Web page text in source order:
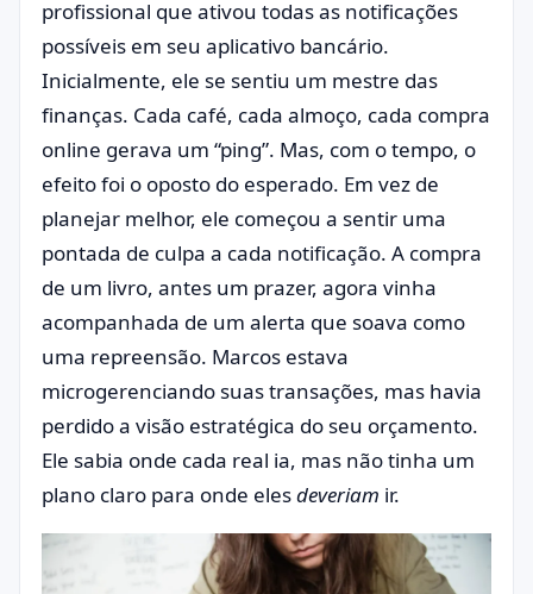
profissional que ativou todas as notificações
possíveis em seu aplicativo bancário.
Inicialmente, ele se sentiu um mestre das
finanças. Cada café, cada almoço, cada compra
online gerava um “ping”. Mas, com o tempo, o
efeito foi o oposto do esperado. Em vez de
planejar melhor, ele começou a sentir uma
pontada de culpa a cada notificação. A compra
de um livro, antes um prazer, agora vinha
acompanhada de um alerta que soava como
uma repreensão. Marcos estava
microgerenciando suas transações, mas havia
perdido a visão estratégica do seu orçamento.
Ele sabia onde cada real ia, mas não tinha um
plano claro para onde elesdeveriam ir.